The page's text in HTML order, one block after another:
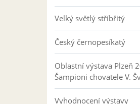
Velký světlý stříbřitý
Český černopesíkatý
Oblastní výstava Plzeň
Šampioni chovatele V.
Vyhodnocení výstavy